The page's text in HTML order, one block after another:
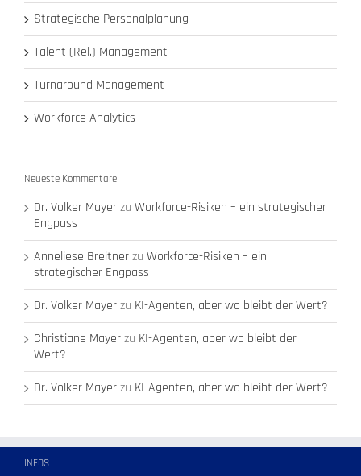
Strategische Personalplanung
Talent (Rel.) Management
Turnaround Management
Workforce Analytics
Neueste Kommentare
Dr. Volker Mayerzu Workforce-Risiken – ein strategischer
Engpass
Anneliese Breitnerzu Workforce-Risiken – ein
strategischer Engpass
Dr. Volker Mayerzu KI-Agenten, aber wo bleibt der Wert?
Christiane Mayerzu KI-Agenten, aber wo bleibt der
Wert?
Dr. Volker Mayerzu KI-Agenten, aber wo bleibt der Wert?
INFOS